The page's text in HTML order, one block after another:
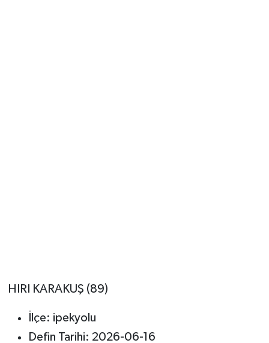
HIRI KARAKUŞ (89)
İlçe: ipekyolu
Defin Tarihi: 2026-06-16